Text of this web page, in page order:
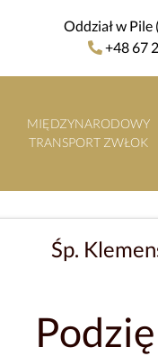
Oddział w Pile
+48 67
MIĘDZYNARODOWY
TRANSPORT ZWŁOK
Śp.